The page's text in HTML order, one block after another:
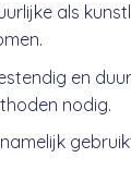
als
en
nodig.